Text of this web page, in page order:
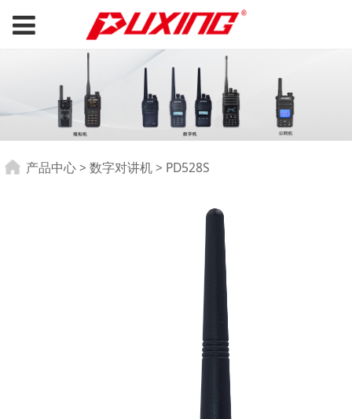
PD528S
产品中心> 数字对讲机> PD528S